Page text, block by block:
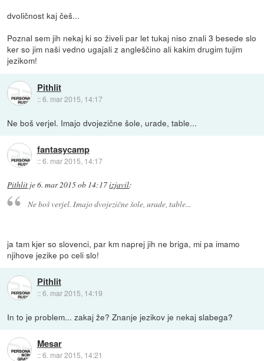
dvoličnost kaj češ...
Poznal sem jih nekaj ki so živeli par let tukaj niso znali 3 besede slo
ker so jim naši vedno ugajali z angleščino ali kakim drugim tujim
jezikom!
Pithlit
::6. mar 2015, 14:17
Ne boš verjel. Imajo dvojezične šole, urade, table...
fantasycamp
::6. mar 2015, 14:17
Pithlit je6. mar 2015 ob 14:17izjavil:
Ne boš verjel. Imajo dvojezične šole, urade, table...
ja tam kjer so slovenci, par km naprej jih ne briga, mi pa imamo
njihove jezike po celi slo!
Pithlit
::6. mar 2015, 14:19
In to je problem... zakaj že? Znanje jezikov je nekaj slabega?
Mesar
::6. mar 2015, 14:21